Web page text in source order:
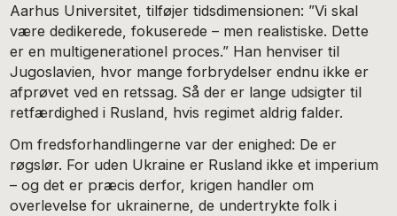
Aarhus Universitet, tilføjer tidsdimensionen: ”Vi skal
være dedikerede, fokuserede – men realistiske. Dette
er en multigenerationel proces.” Han henviser til
Jugoslavien, hvor mange forbrydelser endnu ikke er
afprøvet ved en retssag. Så der er lange udsigter til
retfærdighed i Rusland, hvis regimet aldrig falder.
Om fredsforhandlingerne var der enighed: De er
røgslør. For uden Ukraine er Rusland ikke et imperium
– og det er præcis derfor, krigen handler om
overlevelse for ukrainerne, de undertrykte folk i